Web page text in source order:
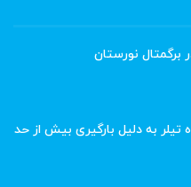
نورستان
به دلیل بارگیری بیش از حد